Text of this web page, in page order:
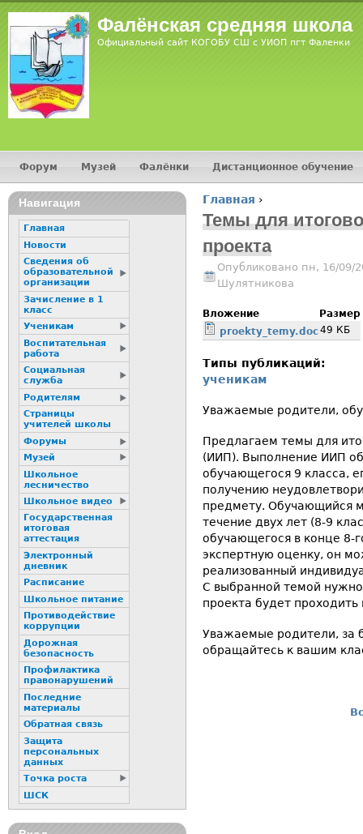
Фалёнская средняя школа
Официальный сайт КОГОБУ СШ с УИОП пгт Фаленки
Вы здесь
Главная ›
Темы для
проекта
Опубликовано пн, 16/09/
Шулятникова
Вложение
Размер
proekty_temy.doc49 КБ
Типы публикаций:
ученикам
Уважаемые родители,
Предлагаем темы для
(ИИП). Выполнение ИИП
обучающегося 9 класса,
получению
предмету. Обучающийся
течение двух лет (8-9
обучающегося в конце 8-
экспертную оценку, он
реализованный
С выбранной темой
проекта будет
Уважаемые родители, за
обращайтесь к вашим
Главное меню
Форум Музей Фалёнки Дистанционное обучение
Навигация
Главная
Новости
Сведения об
образовательной
организации
Зачисление в 1
класс
Ученикам
Воспитательная
работа
Социальная
служба
Родителям
Страницы
учителей школы
Форумы
Музей
Школьное
лесничество
Школьное видео
Государственная
итоговая
аттестация
Электронный
дневник
Расписание
Школьное питание
Пpотиводействие
коppупции
Дорожная
безопасность
Профилактика
пpaвонаpушений
Последние
материалы
Обратная связь
Защита
персональных
данных
Точка роста
ШСК